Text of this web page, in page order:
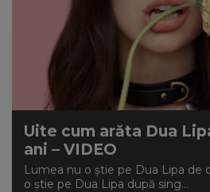
Uite cum arăta Dua
ani – VIDEO
Lumea nu o știe pe Dua Lipa de
o știe pe Dua Lipa după sing...